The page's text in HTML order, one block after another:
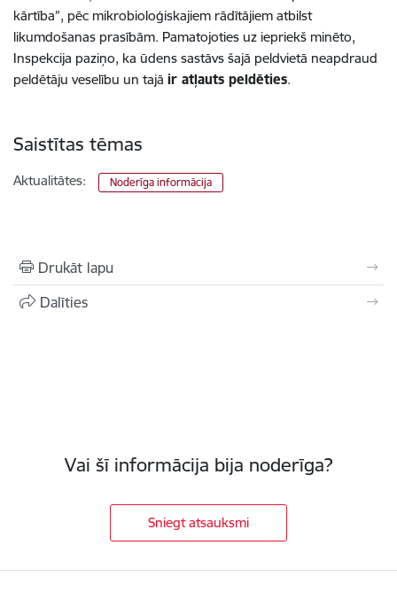
kārtība”, pēc mikrobioloģiskajiem rādītājiem atbilst
likumdošanas prasībām. Pamatojoties uz iepriekš minēto,
Inspekcija paziņo, ka ūdens sastāvs šajā peldvietā neapdraud
peldētāju veselību un tajā ir atļauts peldēties.
Saistītas tēmas
Aktualitātes: Noderīga informācija
Drukāt lapu
Dalīties
Vai šī informācija bija noderīga?
Sniegt atsauksmi